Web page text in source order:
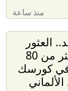
منذ ساعة
العثور
على رفات أكثر من 80
في كورسك